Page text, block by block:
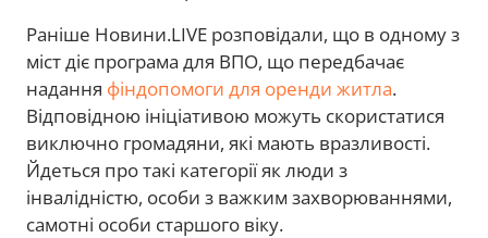
Раніше Новини.LIVE розповідали, що в одному з
міст діє програма для ВПО, що передбачає
надання фіндопомоги для оренди житла.
Відповідною ініціативою можуть скористатися
виключно громадяни, які мають вразливості.
Йдеться про такі категорії як люди з
інвалідністю, особи з важким захворюваннями,
самотні особи старшого віку.